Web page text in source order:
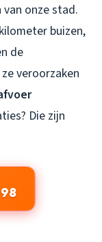
onze stad.
buizen,
de
veroorzaken
Die zijn